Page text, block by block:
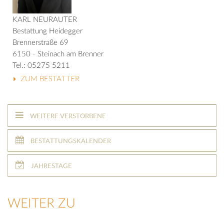
KARL NEURAUTER
Bestattung Heidegger
Brennerstraße 69
6150 - Steinach am Brenner
Tel.: 05275 5211
ZUM BESTATTER
WEITERE VERSTORBENE
BESTATTUNGSKALENDER
JAHRESTAGE
WEITER ZU